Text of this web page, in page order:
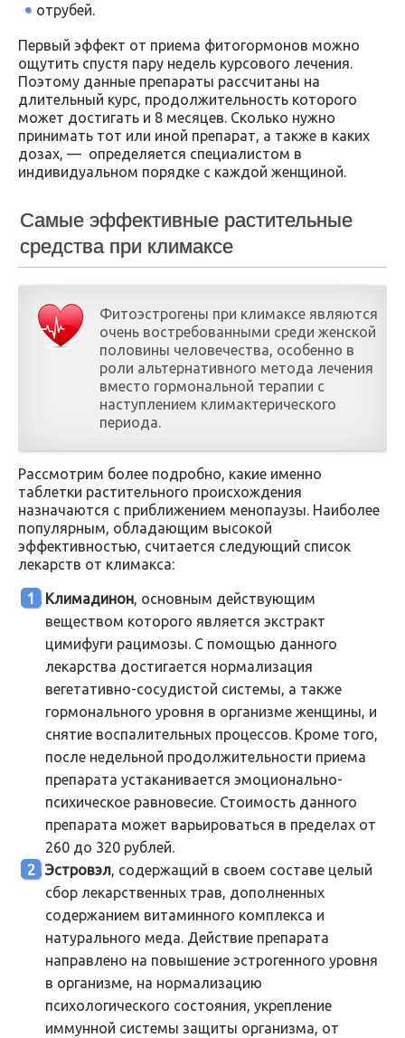
отрубей.
Первый эффект от приема фитогормонов можно
ощутить спустя пару недель курсового лечения.
Поэтому данные препараты рассчитаны на
длительный курс, продолжительность которого
может достигать и 8 месяцев. Сколько нужно
принимать тот или иной препарат, а также в каких
дозах, — определяется специалистом в
индивидуальном порядке с каждой женщиной.
Самые эффективные растительные
средства при климаксе
Фитоэстрогены при климаксе являются
очень востребованными среди женской
половины человечества, особенно в
роли альтернативного метода лечения
вместо гормональной терапии с
наступлением климактерического
периода.
Рассмотрим более подробно, какие именно
таблетки растительного происхождения
назначаются с приближением менопаузы. Наиболее
популярным, обладающим высокой
эффективностью, считается следующий список
лекарств от климакса:
Климадинон, основным действующим
веществом которого является экстракт
цимифуги рацимозы. С помощью данного
лекарства достигается нормализация
вегетативно-сосудистой системы, а также
гормонального уровня в организме женщины, и
снятие воспалительных процессов. Кроме того,
после недельной продолжительности приема
препарата устаканивается эмоционально-
психическое равновесие. Стоимость данного
препарата может варьироваться в пределах от
260 до 320 рублей.
Эстровэл, содержащий в своем составе целый
сбор лекарственных трав, дополненных
содержанием витаминного комплекса и
натурального меда. Действие препарата
направлено на повышение эстрогенного уровня
в организме, на нормализацию
психологического состояния, укрепление
иммунной системы защиты организма, от